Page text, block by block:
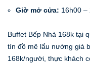
Giờ mở cửa: 16h00 –
Buffet Bếp Nhà 168k tại
tín đồ mê lẩu nướng giá
168k/người, thực khách